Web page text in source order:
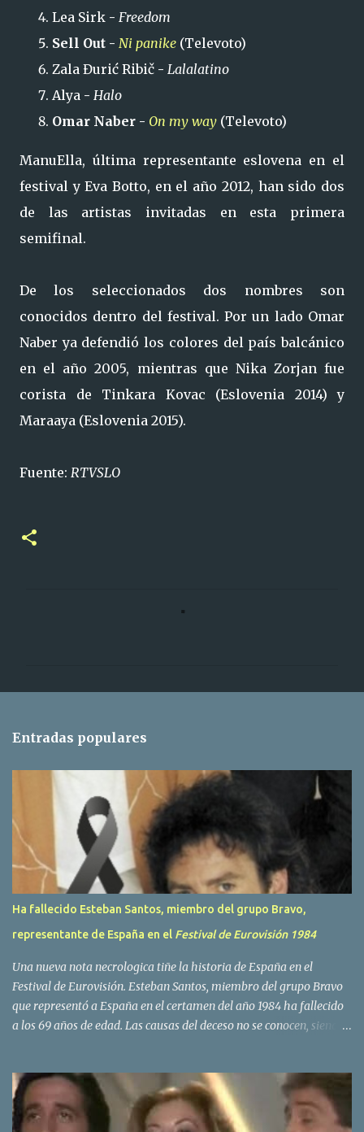
Lea Sirk - Freedom
Sell Out - Ni panike (Televoto)
Zala Đurić Ribič - Lalalatino
Alya - Halo
Omar Naber - On my way (Televoto)
ManuElla, última representante eslovena en el
festival y Eva Botto, en el año 2012, han sido dos
de las artistas invitadas en esta primera
semifinal.
De los seleccionados dos nombres son
conocidos dentro del festival. Por un lado Omar
Naber ya defendió los colores del país balcánico
en el año 2005, mientras que Nika Zorjan fue
corista de Tinkara Kovac (Eslovenia 2014) y
Maraaya (Eslovenia 2015).
Fuente: RTVSLO
r
s
Entradas populares
Ha fallecido Esteban Santos, miembro del grupo Bravo,
representante de España en el Festival de Eurovisión 1984
Una nueva nota necrologica tiñe la historia de España en el
Festival de Eurovisión. Esteban Santos, miembro del grupo Bravo
que representó a España en el certamen del año 1984 ha fallecido
a los 69 años de edad. Las causas del deceso no se conocen, siendo
traves de las redes sociales. Nacido en Tolosa en 1951, durante su
epoca universitaria en la carrera de empresariales conoció al
estudiante de medicina Luis Villar, comenzando a actuar